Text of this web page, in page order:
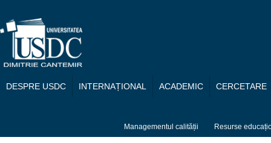
DESPRE USDC INTERNAȚIONAL ACADEMIC CERCETARE
Managementul calității Resurse